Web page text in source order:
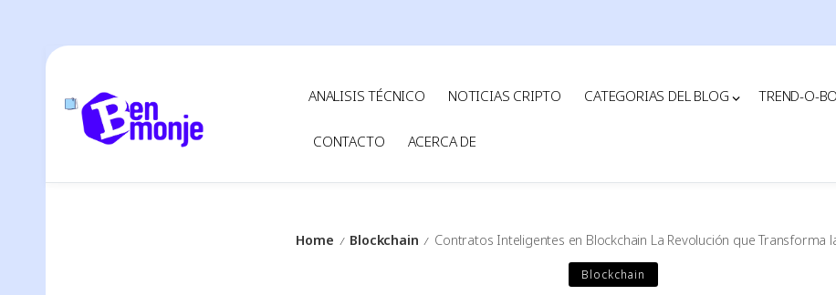
ANALISIS TÉCNICO NOTICIAS CRIPTO CATEGORIAS DEL BLOG TREND-O-
CONTACTO ACERCA DE
Home / Blockchain / Contratos Inteligentes en Blockchain La Revolución que Transforma
Blockchain